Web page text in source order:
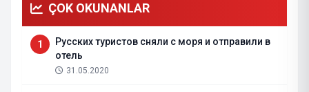
ÇOK OKUNANLAR
1
Русских туристов сняли с моря и отправили в
отель
31.05.2020